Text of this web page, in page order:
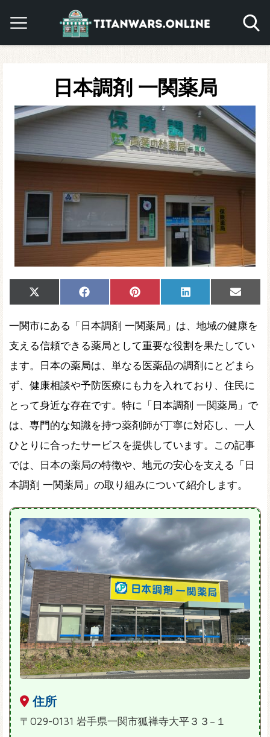
日本調剤 一関薬局
Share
on
X
(Twitter)
Share
on
Facebook Share
on
Pinterest Share
on
LinkedIn
Share
on
Email
一関市にある「日本調剤 一関薬局」は、地域の健康を
支える信頼できる薬局として重要な役割を果たしてい
ます。日本の薬局は、単なる医薬品の調剤にとどまら
ず、健康相談や予防医療にも力を入れており、住民に
とって身近な存在です。特に「日本調剤 一関薬局」で
は、専門的な知識を持つ薬剤師が丁寧に対応し、一人
ひとりに合ったサービスを提供しています。この記事
では、日本の薬局の特徴や、地元の安心を支える「日
本調剤 一関薬局」の取り組みについて紹介します。
住所
〒029-0131 岩手県一関市狐禅寺大平３３−１